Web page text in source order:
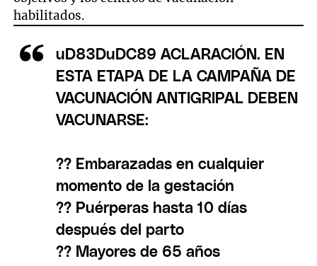
habilitados.
uD83DuDC89 ACLARACIÓN. EN
ESTA ETAPA DE LA CAMPAÑA DE
VACUNACIÓN ANTIGRIPAL DEBEN
VACUNARSE:
?? Embarazadas en cualquier
momento de la gestación
?? Puérperas hasta 10 días
después del parto
?? Mayores de 65 años